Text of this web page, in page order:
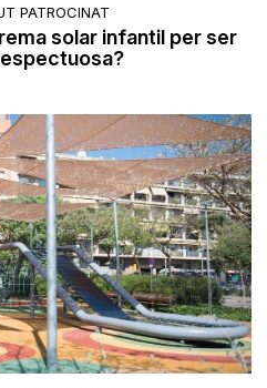
PATROCINAT
solar infantil per ser